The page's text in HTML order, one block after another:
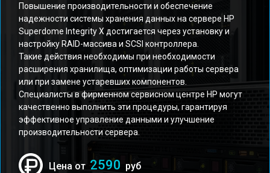
Повышение производительности и обеспечение
надежности системы хранения данных на сервере HP
Superdome Integrity Х достигается через установку и
настройку RAID-массива и SCSI контроллера.
Такие действия необходимы при необходимости
расширения хранилища, оптимизации работы сервера
или при замене устаревших компонентов.
Специалисты в фирменном сервисном центре HP могут
качественно выполнить эти процедуры, гарантируя
эффективное управление данными и улучшение
производительности сервера.
Цена от 2590 руб